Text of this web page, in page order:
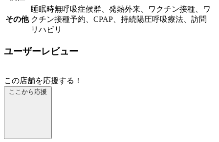
その他
睡眠時無呼吸症候群、発熱外来、ワクチン接種、ワ
クチン接種予約、CPAP、持続陽圧呼吸療法、訪問
リハビリ
ユーザーレビュー
この店舗を応援する！
ここから応援